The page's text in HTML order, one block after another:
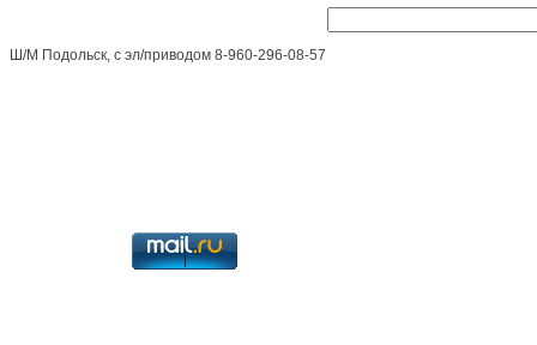
Ш/М Подольск, с эл/приводом 8-960-296-08-57